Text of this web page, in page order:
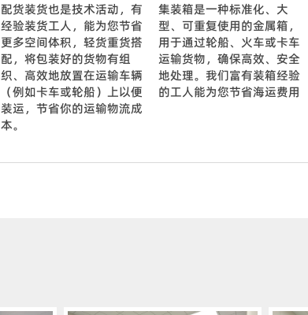
配货装货也是技术活动，有
经验装货工人，能为您节省
更多空间体积，轻货重货搭
配，将包装好的货物有组
织、高效地放置在运输车辆
（例如卡车或轮船）上以便
装运，节省你的运输物流成
本。
集装箱是一种标准化、大
型、可重复使用的金属箱，
用于通过轮船、火车或卡车
运输货物，确保高效、安全
地处理。我们富有装箱经验
的工人能为您节省海运费用